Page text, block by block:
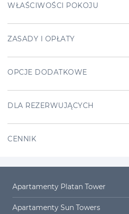
WŁAŚCIWOŚCI POKOJU
ZASADY I OPŁATY
OPCJE DODATKOWE
DLA REZERWUJĄCYCH
CENNIK
Apartamenty Platan Tower
Platan Tower
Apartamenty Sun Towers